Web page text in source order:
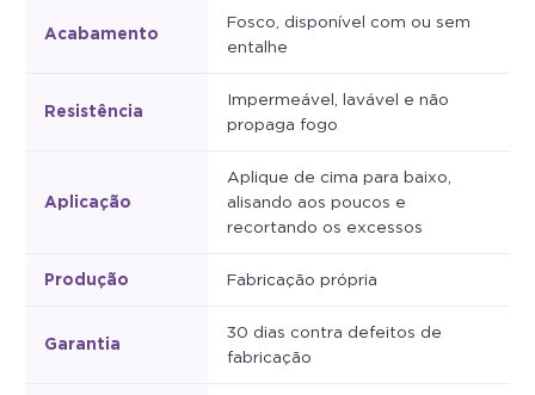
Acabamento
Fosco, disponível com ou sem
entalhe
Resistência
Impermeável, lavável e não
propaga fogo
Aplicação
Aplique de cima para baixo,
alisando aos poucos e
recortando os excessos
Produção Fabricação própria
Garantia
30 dias contra defeitos de
fabricação